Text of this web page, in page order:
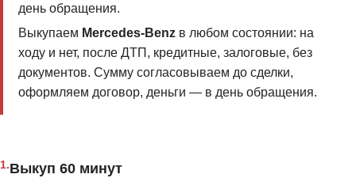
день обращения.
Выкупаем Mercedes-Benzв любом состоянии: на
ходу и нет, после ДТП, кредитные, залоговые, без
документов. Сумму согласовываем до сделки,
оформляем договор, деньги — в день обращения.
1.Выкуп 60 минут